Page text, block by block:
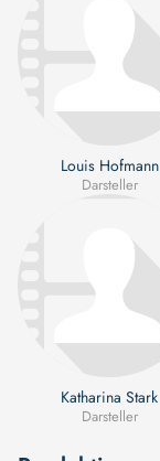
Louis Hofmann
Darsteller
Katharina Stark
Darsteller